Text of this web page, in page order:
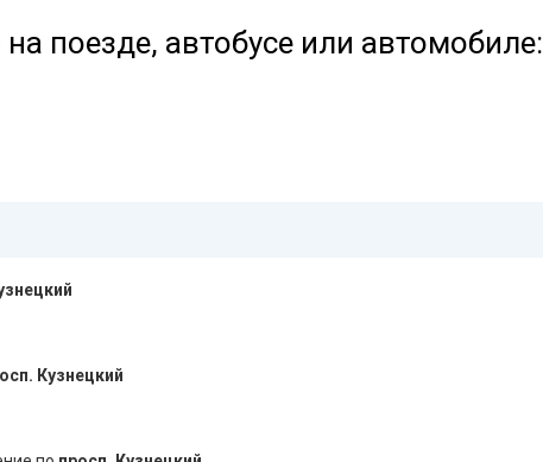
поезде, автобусе или автомобиле:
Кузнецкий